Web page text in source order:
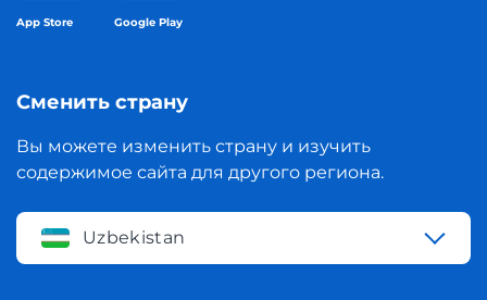
App Store Google Play
Сменить страну
Вы можете изменить страну и изучить
содержимое сайта для другого региона.
Uzbekistan